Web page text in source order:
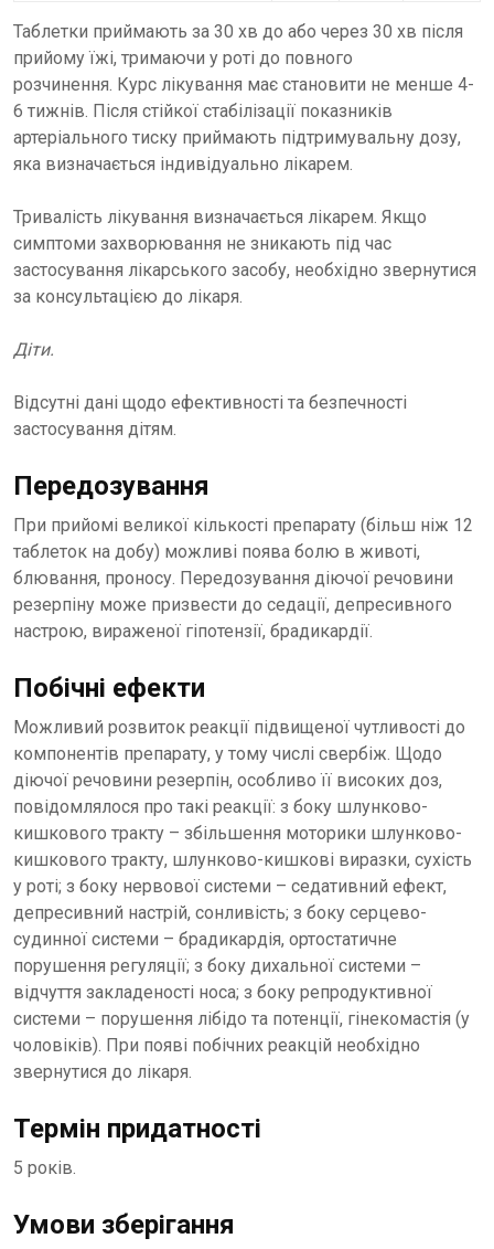
Таблетки приймають за 30 хв до або через 30 хв після
прийому їжі, тримаючи у роті до повного
розчинення. Курс лікування має становити не менше 4-
6 тижнів. Після стійкої стабілізації показників
артеріального тиску приймають підтримувальну дозу,
яка визначається індивідуально лікарем.
Тривалість лікування визначається лікарем. Якщо
симптоми захворювання не зникають під час
застосування лікарського засобу, необхідно звернутися
за консультацією до лікаря.
Діти.
Відсутні дані щодо ефективності та безпечності
застосування дітям.
Передозування
При прийомі великої кількості препарату (більш ніж 12
таблеток на добу) можливі поява болю в животі,
блювання, проносу. Передозування діючої речовини
резерпіну може призвести до седації, депресивного
настрою, вираженої гіпотензії, брадикардії.
Побічні ефекти
Можливий розвиток реакції підвищеної чутливості до
компонентів препарату, у тому числі свербіж. Щодо
діючої речовини резерпін, особливо її високих доз,
повідомлялося про такі реакції: з боку шлунково-
кишкового тракту – збільшення моторики шлунково-
кишкового тракту, шлунково-кишкові виразки, сухість
у роті; з боку нервової системи – седативний ефект,
депресивний настрій, сонливість; з боку серцево-
судинної системи – брадикардія, ортостатичне
порушення регуляції; з боку дихальної системи –
відчуття закладеності носа; з боку репродуктивної
системи – порушення лібідо та потенції, гінекомастія (у
чоловіків). При появі побічних реакцій необхідно
звернутися до лікаря.
Термін придатності
5 років.
Умови зберігання